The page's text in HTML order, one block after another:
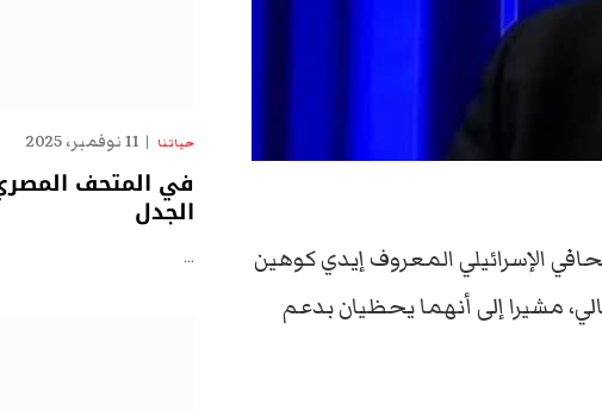
الإسرائيلي المعروف إيدي كوهين
مشيرا إلى أنهما يحظيان بدعم
حياتنا 11 نوفمبر، 2025
في المتحف
الجدل
…